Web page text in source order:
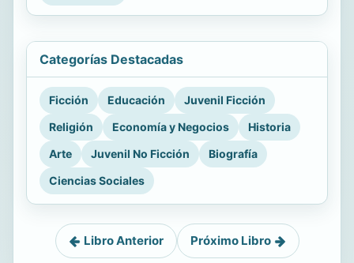
Categorías Destacadas
Ficción Educación
Juvenil Ficción
Religión
Economía y Negocios
Historia
Arte
Juvenil No Ficción
Biografía
Ciencias Sociales
Libro Anterior Próximo Libro